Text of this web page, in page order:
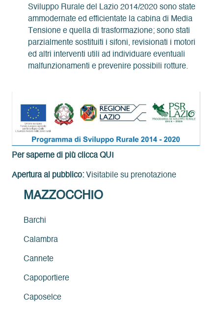
Sviluppo Rurale del Lazio 2014/2020 sono state
ammodernate ed efficientate la cabina di Media
Tensione e quella di trasformazione; sono stati
parzialmente sostituiti i sifoni, revisionati i motori
ed altri interventi utili ad individuare eventuali
malfunzionamenti e prevenire possibili rotture.
Per saperne di più cliccaQUI
Apertura al pubblico: Visitabile su prenotazione
MAZZOCCHIO
Barchi
Calambra
Cannete
Capoportiere
Caposelce